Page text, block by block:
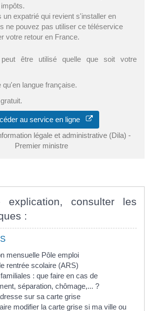
un expatrié qui revient s'installer en
ne pouvez pas utiliser ce téléservice
votre retour en France.
être utilisé quelle que soit votre
qu'en langue française.
au service en ligne
légale et administrative (Dila) -
Premier ministre
explication, consulter les
:
mensuelle Pôle emploi
rentrée scolaire (ARS)
: que faire en cas de
séparation, chômage,... ?
sur sa carte grise
modifier la carte grise si ma ville ou